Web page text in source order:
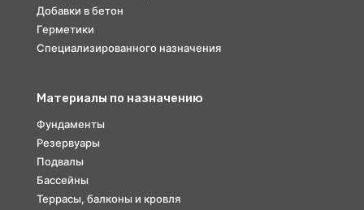
Добавки в бетон
Герметики
Специализированного назначения
Материалы по назначению
Фундаменты
Резервуары
Подвалы
Бассейны
Террасы, балконы и кровля